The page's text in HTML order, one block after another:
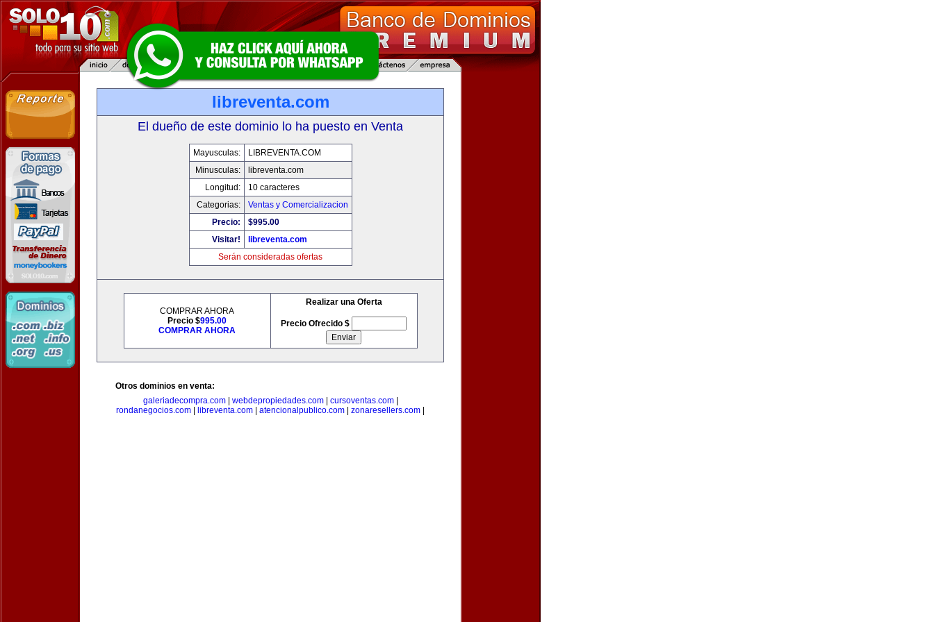
libreventa.com
El dueño de este dominio lo ha puesto en Venta
Mayusculas:
LIBREVENTA.COM
Minusculas:
libreventa.com
Longitud:
10 caracteres
Categorias:
Ventas y Comercializacion
Precio:
$995.00
Visitar!
libreventa.com
Serán consideradas ofertas
COMPRAR AHORA
Precio $995.00
COMPRAR AHORA
Realizar una Oferta
Precio Ofrecido $
Otros dominios en venta:
galeriadecompra.com| webdepropiedades.com| cursoventas.com|
rondanegocios.com
libreventa.com atencionalpublico.com zonaresellers.com